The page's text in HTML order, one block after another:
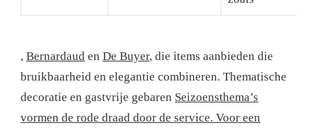
, Bernardaud en De Buyer, die items aanbieden die
bruikbaarheid en elegantie combineren. Thematische
decoratie en gastvrije gebaren Seizoensthema’s
vormen de rode draad door de service. Voor een